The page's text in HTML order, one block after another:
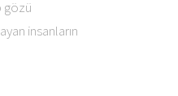
gözü
insanların